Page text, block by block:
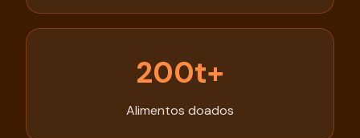
200t+
Alimentos doados